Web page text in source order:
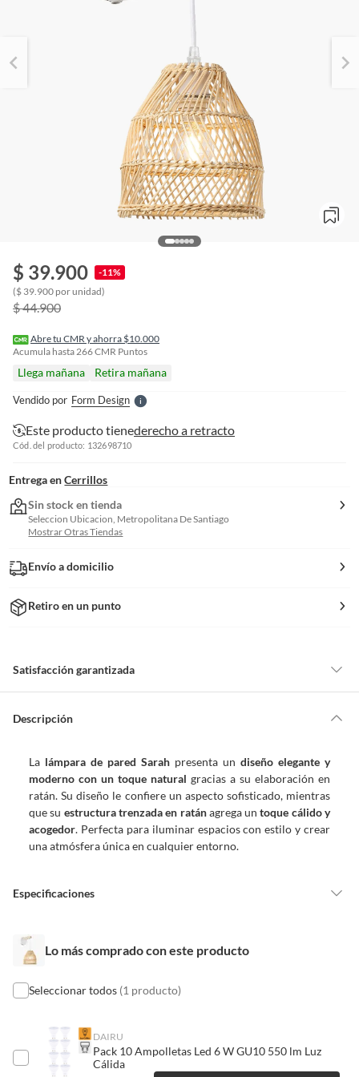
$ 39.900
-11%
($ 39.900 por unidad)
$ 44.900
Abre tu CMR y ahorra $10.000
Acumula hasta266CMR Puntos
Llega mañana Retira mañana
Vendido por Form DesignS
l
e
r
Este producto tienederecho a retracto
Cód. del producto: 132698710
Entrega en Cerrillos
Sin stock en tienda
Seleccion Ubicacion, Metropolitana De Santiago
Mostrar Otras Tiendas
Envío a domicilio
Retiro en un punto
Satisfacción garantizada
de la compra.
comprado por internet y que hay ciertas categorías que no tienen este
derecho:
Productos que, por su naturaleza, no puedan ser devueltos,
puedan deteriorarse o caducar con rapidez.
Confeccionados a la medida.
En sodimac.cl te damos
estar en perfecto estado, con todas sus etiquetas y sin uso, tal como te lo
Productos digitales que se entregan a través de una descarga
electrónica, por ejemplo, cupones de experiencia o programas
Productos a pedido o confeccionados a medida.
reparados, abiertos, de segunda selección, remanufacturados o
con alguna deficiencia, que sean comprados en esa condición a
un precio reducido.
Descripción
La lámpara de pared Sarah presenta un diseño elegante y
moderno con un toque natural gracias a su elaboración en
ratán. Su diseño le confiere un aspecto sofisticado, mientras
que su estructura trenzada en ratánagrega untoque cálido y
acogedor. Perfecta para iluminar espacios con estilo y crear
una atmósfera única en cualquier entorno.
Especificaciones
Condicion del
producto
Requiere Serial
No
Lo más comprado con este producto
Seleccionar todos (1 producto)
DAIRU
Pack 10 Ampolletas Led 6 W GU10 550 lm Luz
Cálida